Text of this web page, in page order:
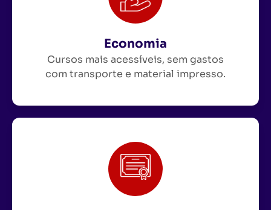
Economia
Cursos mais acessíveis, sem gastos
com transporte e material impresso.